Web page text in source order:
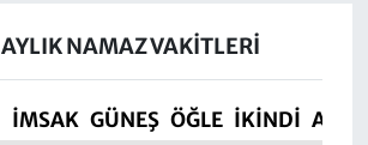
NAMAZ VAKITLERI
İMSAK GÜNEŞ ÖĞLE İKINDI